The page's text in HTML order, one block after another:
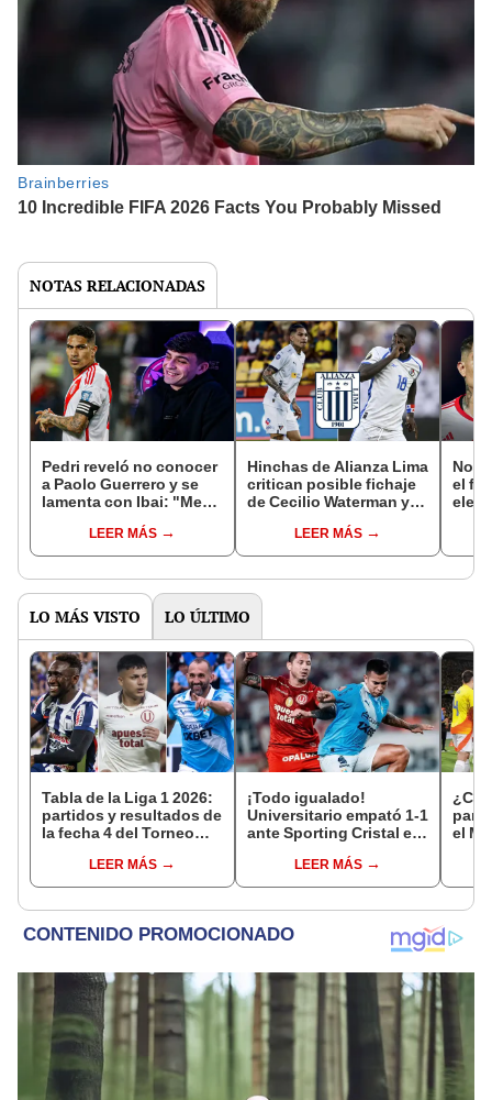
NOTAS RELACIONADAS
Pedri reveló no conocer
a Paolo Guerrero y se
lamenta con Ibai: "Me
LEER MÁS
Hinchas de Alianza Lima
critican posible fichaje
de Cecilio Waterman y
LEER MÁS
No
el
LO MÁS VISTO LO ÚLTIMO
Tabla de la Liga 1 2026:
partidos y resultados de
la fecha 4 del Torneo
del Acumulado
LEER MÁS
¡Todo igualado!
Universitario empató 1-1
ante Sporting Cristal en
por el Torneo Clausura
de la Liga 1 2026
LEER MÁS
el